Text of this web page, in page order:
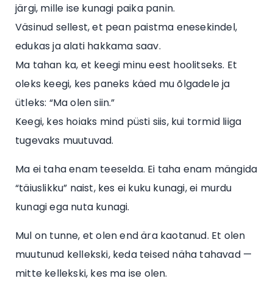
järgi, mille ise kunagi paika panin.
Väsinud sellest, et pean paistma enesekindel,
edukas ja alati hakkama saav.
Ma tahan ka, et keegi minu eest hoolitseks. Et
oleks keegi, kes paneks käed mu õlgadele ja
ütleks: “Ma olen siin.”
Keegi, kes hoiaks mind püsti siis, kui tormid liiga
tugevaks muutuvad.
Ma ei taha enam teeselda. Ei taha enam mängida
“täiuslikku” naist, kes ei kuku kunagi, ei murdu
kunagi ega nuta kunagi.
Mul on tunne, et olen end ära kaotanud. Et olen
muutunud kellekski, keda teised näha tahavad —
mitte kellekski, kes ma ise olen.